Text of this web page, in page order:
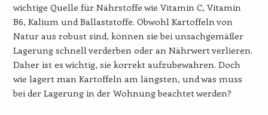
wichtige Quelle für Nährstoffe wie Vitamin C, Vitamin
B6, Kalium und Ballaststoffe. Obwohl Kartoffeln von
Natur aus robust sind, können sie bei unsachgemäßer
Lagerung schnell verderben oder an Nährwert verlieren.
Daher ist es wichtig, sie korrekt aufzubewahren. Doch
wie lagert man Kartoffeln am längsten, und was muss
bei der Lagerung in der Wohnung beachtet werden?